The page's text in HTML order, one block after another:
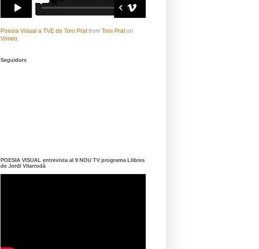
Poesia Visual a TVE de Toni Pratfrom Toni Praton
Vimeo.
Seguidors
POESIA VISUAL entrevista al 9 NOU TV programa Llibres
de Jordi Vilarrodà